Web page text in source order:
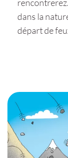
dans la
départ de